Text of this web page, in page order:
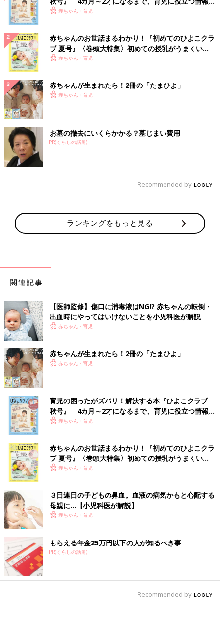
いっぱい！
赤ちゃん・育児
赤ちゃんのお世話まるわかり！『初めてのひよこクラ
ブ 夏号』〈巻頭大特集〉初めての授乳がうまくい
く！ おっぱい・ミルクの基本と夏のトラブル 解決テ
赤ちゃん・育児
赤ちゃんが生まれたら！2冊の「たまひよ」
赤ちゃん・育児
お墓の撤去にいくらかかる？墓じまい費用
PR(くらしの話題)
Recommended by
ランキングをもっと見る
関連記事
【医師監修】傷口に消毒液はNG!? 赤ちゃんの転倒・
出血時にやってはいけないことを小児科医が解説
赤ちゃん・育児
赤ちゃんが生まれたら！2冊の「たまひよ」
赤ちゃん・育児
育児の困ったがズバリ！解決する本『ひよこクラブ
秋号』 4カ月～2才になるまで、育児に役立つ情報が
いっぱい！
赤ちゃん・育児
赤ちゃんのお世話まるわかり！『初めてのひよこクラ
ブ 夏号』〈巻頭大特集〉初めての授乳がうまくい
く！ おっぱい・ミルクの基本と夏のトラブル 解決テ
赤ちゃん・育児
３日連日の子どもの鼻血。血液の病気かもと心配する
母親に…【小児科医が解説】
赤ちゃん・育児
もらえる年金25万円以下の人が知るべき事
PR(くらしの話題)
Recommended by